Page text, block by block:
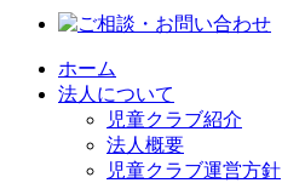
ホーム
法人について
児童クラブ紹介
法人概要
児童クラブ運営方針